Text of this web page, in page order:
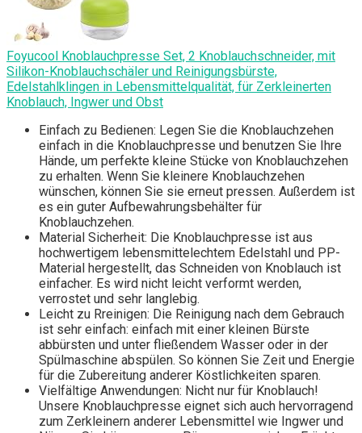
Foyucool Knoblauchpresse Set, 2 Knoblauchschneider, mit
Silikon-Knoblauchschäler und Reinigungsbürste,
Edelstahlklingen in Lebensmittelqualität, für Zerkleinerten
Knoblauch, Ingwer und Obst
Einfach zu Bedienen: Legen Sie die Knoblauchzehen
einfach in die Knoblauchpresse und benutzen Sie Ihre
Hände, um perfekte kleine Stücke von Knoblauchzehen
zu erhalten. Wenn Sie kleinere Knoblauchzehen
wünschen, können Sie sie erneut pressen. Außerdem ist
es ein guter Aufbewahrungsbehälter für
Knoblauchzehen.
Material Sicherheit: Die Knoblauchpresse ist aus
hochwertigem lebensmittelechtem Edelstahl und PP-
Material hergestellt, das Schneiden von Knoblauch ist
einfacher. Es wird nicht leicht verformt werden,
verrostet und sehr langlebig.
Leicht zu Rreinigen: Die Reinigung nach dem Gebrauch
ist sehr einfach: einfach mit einer kleinen Bürste
abbürsten und unter fließendem Wasser oder in der
Spülmaschine abspülen. So können Sie Zeit und Energie
für die Zubereitung anderer Köstlichkeiten sparen.
Vielfältige Anwendungen: Nicht nur für Knoblauch!
Unsere Knoblauchpresse eignet sich auch hervorragend
zum Zerkleinern anderer Lebensmittel wie Ingwer und